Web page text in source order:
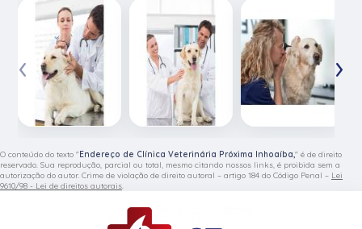
‹ ›
O conteúdo do texto "Endereço de Clínica Veterinária Próxima Inhoaíba," é de direito
reservado. Sua reprodução, parcial ou total, mesmo citando nossos links, é proibida sem a
autorização do autor. Crime de violação de direito autoral – artigo 184 do Código Penal – Lei
9610/98 - Lei de direitos autorais.